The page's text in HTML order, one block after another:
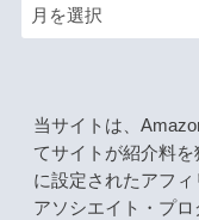
当サイトは、
てサイトが紹介料
に設定されたアフ
アソシエイト・プロ